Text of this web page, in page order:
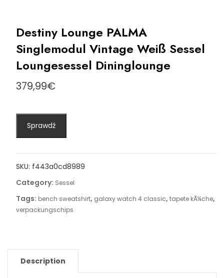
Destiny Lounge PALMA
Singlemodul Vintage Weiß Sessel
Loungesessel Dininglounge
379,99€
Sprawdź
SKU: f443a0cd8989
Category: Sessel
Tags: bench sweatshirt, galaxy watch 4 classic, tapete kÃ¼che,
verpackungschips
Description